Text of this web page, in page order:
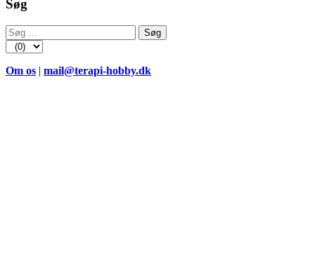
Søg
Søg
efter:
Om os | mail@terapi-hobby.dk